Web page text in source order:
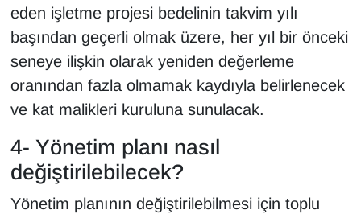
eden işletme projesi bedelinin takvim yılı
başından geçerli olmak üzere, her yıl bir önceki
seneye ilişkin olarak yeniden değerleme
oranından fazla olmamak kaydıyla belirlenecek
ve kat malikleri kuruluna sunulacak.
4- Yönetim planı nasıl
değiştirilebilecek?
Yönetim planının değiştirilebilmesi için toplu
YEREL